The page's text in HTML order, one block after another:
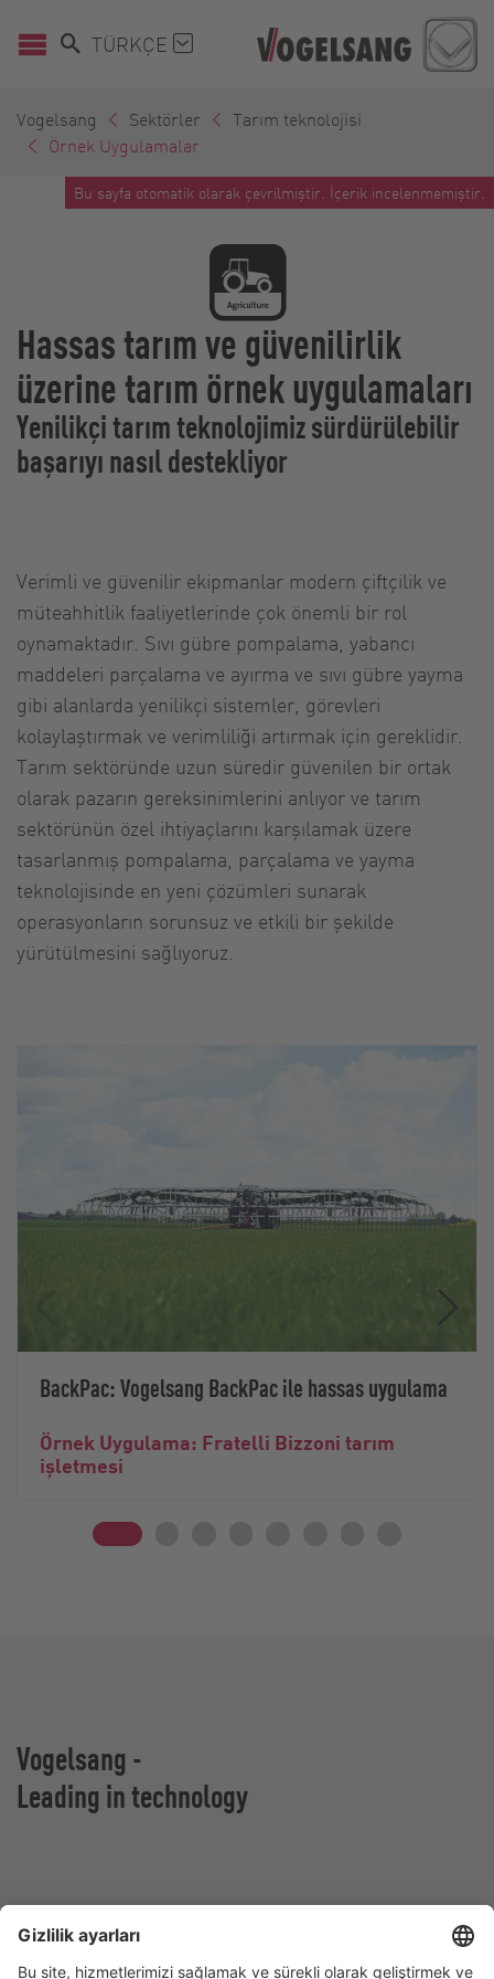
TÜRKÇE
Vogelsang Sektörler
Tarım teknolojisi
Örnek Uygulamalar
Bu sayfa otomatik olarak çevrilmiştir. İçerik incelenmemiştir.
Hassas tarım ve güvenilirlik
üzerine tarım örnek uygulamaları
Yenilikçi tarım teknolojimiz sürdürülebilir
başarıyı nasıl destekliyor
Verimli ve güvenilir ekipmanlar modern çiftçilik ve
müteahhitlik faaliyetlerinde çok önemli bir rol
oynamaktadır. Sıvı gübre pompalama, yabancı
maddeleri parçalama ve ayırma ve sıvı gübre yayma
gibi alanlarda yenilikçi sistemler, görevleri
kolaylaştırmak ve verimliliği artırmak için gereklidir.
Tarım sektöründe uzun süredir güvenilen bir ortak
olarak pazarın gereksinimlerini anlıyor ve tarım
sektörünün özel ihtiyaçlarını karşılamak üzere
tasarlanmış pompalama, parçalama ve yayma
teknolojisinde en yeni çözümleri sunarak
operasyonların sorunsuz ve etkili bir şekilde
yürütülmesini sağlıyoruz.
BackPac: Vogelsang BackPac ile hassas uygulama
Örnek Uygulama: Fratelli Bizzoni tarım
işletmesi
Vogelsang -
Leading in technology
Holthoege 10-14